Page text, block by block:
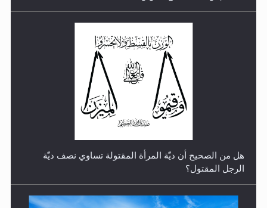
الهجرة: بحث عن الأمن والسلام في سبيل إرساء الأمن
هل تعتبر الأشفار الاصطناعية (الرموش الاصطناعية) والأظافر
البلاستيكية وطلاء الأظافر حاجبا للوضوء وهل يُسمح الصلاة
بها؟